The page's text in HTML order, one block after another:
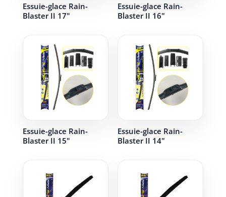
Essuie-glace Rain-
Blaster II 17"
Essuie-glace Rain-
Blaster II 16"
Essuie-glace Rain-
Blaster II 15"
Essuie-glace Rain-
Blaster II 14"